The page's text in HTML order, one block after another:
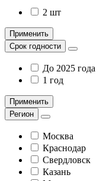
2 шт
Применить
Срок годности
До 2025 года
1 год
Применить
Регион
Москва
Краснодар
Свердловск
Казань